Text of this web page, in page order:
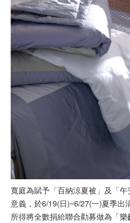
寬庭為賦予「百納涼夏被」及「
意義，於6/19(日)~6/27(一)夏季出
所得將全數捐給聯合勸募做為「